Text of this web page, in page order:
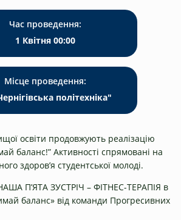
Час проведення:
1 Квітня 00:00
Місце проведення:
політехніка"
освіти продовжують реалізацію
баланс!” Активності спрямовані на
здоров’я студентської молоді.
П’ЯТА ЗУСТРІЧ – ФІТНЕС-ТЕРАПІЯ в
баланс» від команди Прогресивних